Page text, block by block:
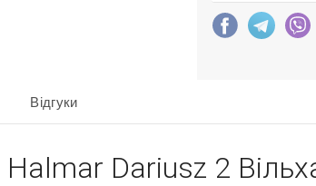
Відгуки
Halmar Dariusz 2